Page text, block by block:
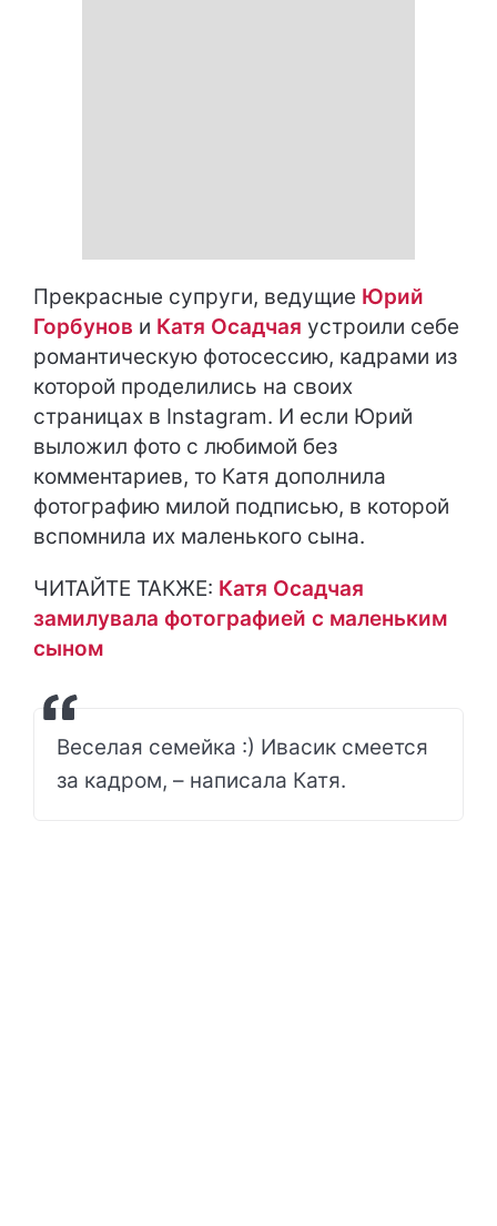
Прекрасные супруги, ведущие Юрий
Горбунов и Катя Осадчая устроили себе
романтическую фотосессию, кадрами из
которой проделились на своих
страницах в Instagram. И если Юрий
выложил фото с любимой без
комментариев, то Катя дополнила
фотографию милой подписью, в которой
вспомнила их маленького сына.
ЧИТАЙТЕ ТАКЖЕ: Катя Осадчая
замилувала фотографией с маленьким
сыном
Веселая семейка :) Ивасик смеется
за кадром, – написала Катя.